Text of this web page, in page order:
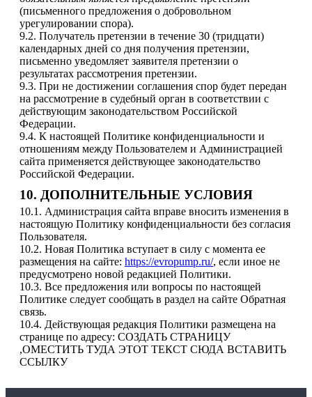
(письменного предложения о добровольном
урегулировании спора).
9.2. Получатель претензии в течение 30 (тридцати)
календарных дней со дня получения претензии,
письменно уведомляет заявителя претензии о
результатах рассмотрения претензии.
9.3. При не достижении соглашения спор будет передан
на рассмотрение в судебный орган в соответствии с
действующим законодательством Российской
Федерации.
9.4. К настоящей Политике конфиденциальности и
отношениям между Пользователем и Администрацией
сайта применяется действующее законодательство
Российской Федерации.
10. ДОПОЛНИТЕЛЬНЫЕ УСЛОВИЯ
10.1. Администрация сайта вправе вносить изменения в
настоящую Политику конфиденциальности без согласия
Пользователя.
10.2. Новая Политика вступает в силу с момента ее
размещения на cайте: https://evropump.ru/, если иное не
предусмотрено новой редакцией Политики.
10.3. Все предложения или вопросы по настоящей
Политике следует сообщать в раздел на сайте Обратная
связь.
10.4. Действующая редакция Политики размещена на
странице по адресу: СОЗДАТЬ СТРАНИЦУ
,ОМЕСТИТЬ ТУДА ЭТОТ ТЕКСТ СЮДА ВСТАВИТЬ
ССЫЛКУ